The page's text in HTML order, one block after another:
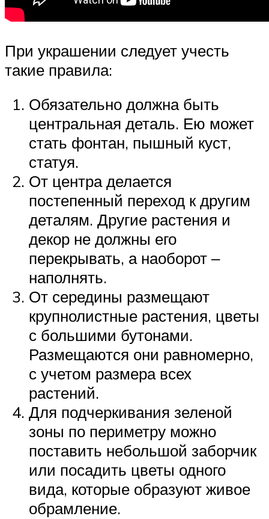
При украшении следует учесть
такие правила:
Обязательно должна быть
центральная деталь. Ею может
стать фонтан, пышный куст,
статуя.
От центра делается
постепенный переход к другим
деталям. Другие растения и
декор не должны его
перекрывать, а наоборот ‒
наполнять.
От середины размещают
крупнолистные растения, цветы
с большими бутонами.
Размещаются они равномерно,
с учетом размера всех
растений.
Для подчеркивания зеленой
зоны по периметру можно
поставить небольшой заборчик
или посадить цветы одного
вида, которые образуют живое
обрамление.